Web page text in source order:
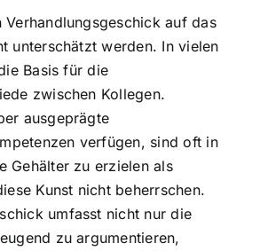
Verhandlungsgeschick auf das
unterschätzt werden. In vielen
Basis für die
zwischen Kollegen.
ausgeprägte
verfügen, sind oft in
Gehälter zu erzielen als
Kunst nicht beherrschen.
umfasst nicht nur die
zu argumentieren,